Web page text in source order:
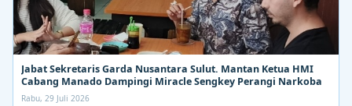
Jabat Sekretaris Garda Nusantara Sulut. Mantan Ketua HMI
Cabang Manado Dampingi Miracle Sengkey Perangi Narkoba
Rabu, 29 Juli 2026